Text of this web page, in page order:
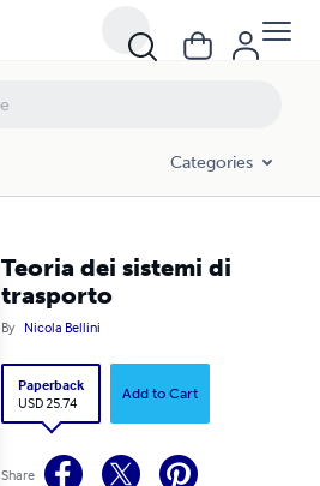
Categories
Teoria dei sistemi di
trasporto
By Nicola Bellini
Paperback
USD 25.74
Add to Cart
Share